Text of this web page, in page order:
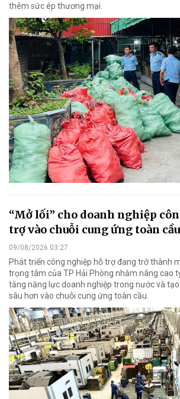
thêm sức ép thương mại.
“Mở lối” cho doanh nghiệp
trợ vào chuỗi cung ứng toàn cầu
09/08/2026 03:27
Phát triển công nghiệp hỗ trợ đang trở thành
trọng tâm của TP Hải Phòng nhằm nâng cao
tăng năng lực doanh nghiệp trong nước và
sâu hơn vào chuỗi cung ứng toàn cầu.